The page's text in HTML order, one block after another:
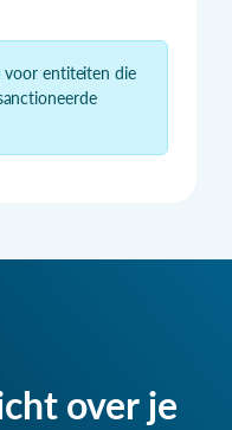
voor entiteiten die
over je